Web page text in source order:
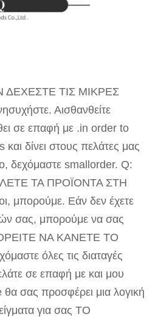
ΤΙΣ ΜΙΚΡΕΣ
Αισθανθείτε
σε επαφή με .in order to
δίνει στους πελάτες μας
δεχόμαστε smallorder. Q:
ΤΑ ΠΡΟΪΟΝΤΑ ΣΤΗ
μπορούμε. Εάν δεν έχετε
σας, μπορούμε να σας
ΝΑ ΚΑΝΕΤΕ ΤΟ
όλες τις διαταγές
σε επαφή με και μου
σας προσφέρει μια λογική
για σας ΤΟ